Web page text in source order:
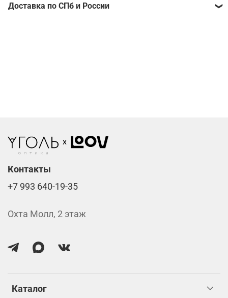
Расчитать стоимость ваших линз поможет
Доставка по СПб и России
Каталог
Контакты
+7 993 640-19-35
Охта Молл, 2 этаж